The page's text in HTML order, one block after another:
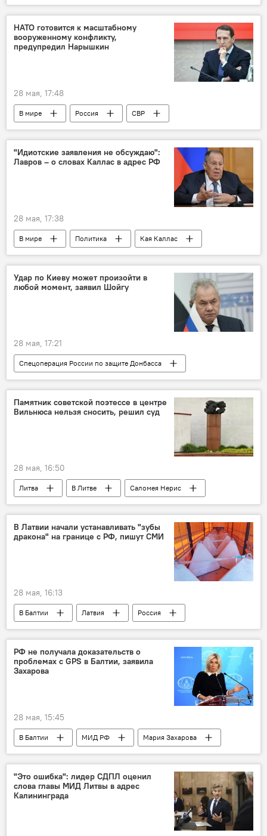
В мире Россия
Украина
Минобороны РФ
НАТО готовится к масштабному
вооруженному конфликту,
предупредил Нарышкин
28 мая, 17:48
В мире Россия
СВР
Сергей Нарышкин
НАТО
восточный фланг НАТО
Евросоюз (ЕС)
оборона
безопасность
"Идиотские заявления не обсуждаю":
Лавров – о словах Каллас в адрес РФ
28 мая, 17:38
В мире Политика
Кая Каллас
Сергей Лавров
МИД РФ
переговоры
Удар по Киеву может произойти в
любой момент, заявил Шойгу
28 мая, 17:21
Спецоперация России по защите Донбасса
В мире
Россия
Украина
Сергей Шойгу ВС РФ
Памятник советской поэтессе в центре
Вильнюса нельзя сносить, решил суд
28 мая, 16:50
Литва В Литве
Саломея Нерис
Общество
суд
культура
советский памятник
советский период истории
В Латвии начали устанавливать "зубы
дракона" на границе с РФ, пишут СМИ
28 мая, 16:13
В Балтии Латвия
Россия
граница
государственная граница
оборона
РФ не получала доказательств о
проблемах с GPS в Балтии, заявила
Захарова
28 мая, 15:45
В Балтии МИД РФ
Мария Захарова
Политика
GPS
Общество
страны Балтии
Литва Прибалтика
"Это ошибка": лидер СДПЛ оценил
слова главы МИД Литвы в адрес
Калининграда